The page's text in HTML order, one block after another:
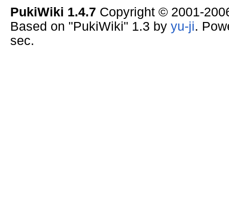
PukiWiki 1.4.7 Copyright © 2001-
Based on "PukiWiki" 1.3 by yu-ji.
sec.